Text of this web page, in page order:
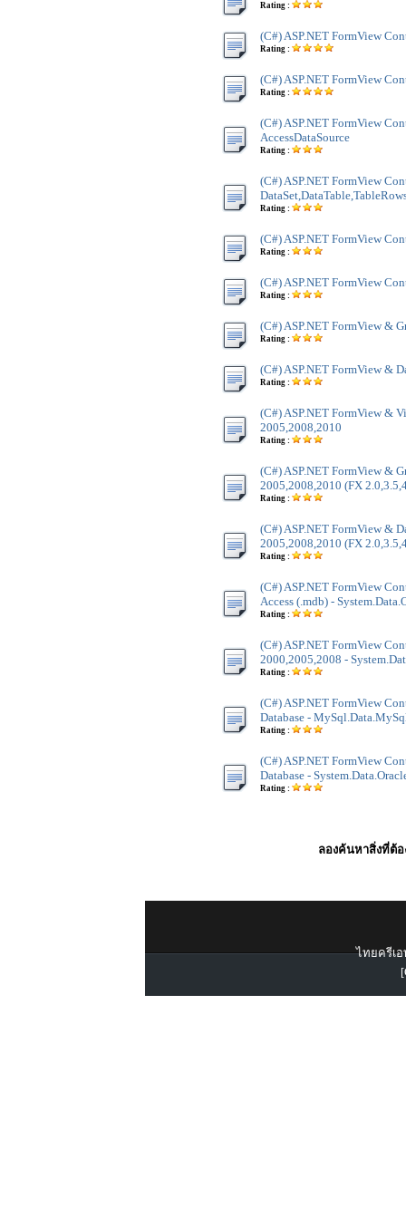
Rating :
(C#) ASP.NET FormView
Rating :
(C#) ASP.NET FormView
Rating :
(C#) ASP.NET FormView
AccessDataSource
Rating :
(C#) ASP.NET FormView
Rating :
(C#) ASP.NET FormView
Rating :
(C#) ASP.NET FormView
Rating :
(C#) ASP.NET FormView &
Rating :
(C#) ASP.NET FormView &
Rating :
(C#) ASP.NET FormView &
2005,2008,2010
Rating :
(C#) ASP.NET FormView &
2005,2008,2010 (FX
Rating :
(C#) ASP.NET FormView &
2005,2008,2010 (FX
Rating :
(C#) ASP.NET FormView
Access (.mdb) -
Rating :
(C#) ASP.NET FormView
2000,2005,2008 -
Rating :
(C#) ASP.NET FormView
Database -
Rating :
(C#) ASP.NET FormView
Database -
Rating :
ลองค้นหาสิ่งที่ต้อ
ไทยครีเอ
[